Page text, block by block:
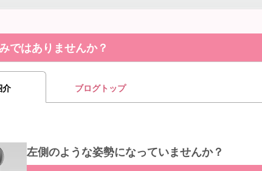
ではありませんか？
介 ブログトップ
左側のような姿勢になっていませんか？